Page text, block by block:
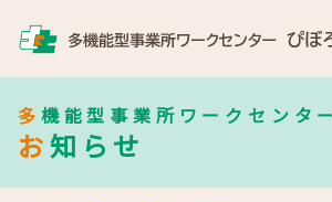
多機能型事業所ワークセンタ
お知らせ